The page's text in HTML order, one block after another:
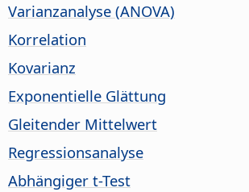
Varianzanalyse (ANOVA)
Korrelation
Kovarianz
Exponentielle Glättung
Gleitender Mittelwert
Regressionsanalyse
Abhängiger t-Test